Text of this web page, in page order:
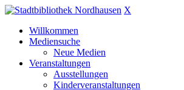
X
Willkommen
Mediensuche
Neue Medien
Veranstaltungen
Ausstellungen
Kinderveranstaltungen